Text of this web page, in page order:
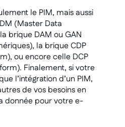
le PIM, mais aussi
(Master Data
brique DAM ou GAN
la brique CDP
ou encore celle DCP
Finalement, si votre
l’intégration d’un PIM,
de vos besoins en
donnée pour votre e-